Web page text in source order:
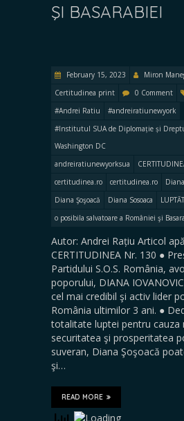
ŞI BASARABIEI
February 15, 2023 Miron
Certitudinea print
0 Comment
#Andrei Ratiu
#andreiratiunewyork
#Institutul SUA de Diplomație și
Washington DC
andreiratiunewyorksua
certitudinea.ro
certitudinea.ro
Diana Şoşoacă
Diana Sosoaca
o posibila salvatoare a României şi
Autor: Andrei Rațiu Articol
CERTITUDINEA Nr. 130 ●
Partidului S.O.S. România,
poporului, DIANA
cel mai credibil şi activ lider
România ultimilor 3 ani. ●
totalitate luptei pentru cauza
securitatea şi prosperitatea
suveran, Diana Şoşoacă
şi…
READ MORE